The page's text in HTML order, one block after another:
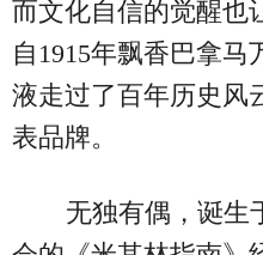
而文化自信的觉醒也
自1915年飘香巴拿
液走过了百年历史风
表品牌。
无独有偶，诞生